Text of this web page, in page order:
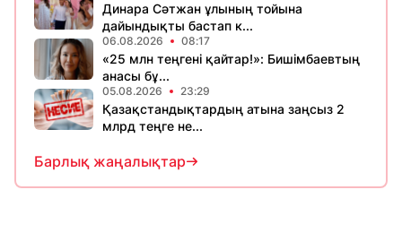
Динара Сәтжан ұлының тойына
дайындықты бастап к...
06.08.2026 08:17
«25 млн теңгені қайтар!»: Бишімбаевтың
анасы бұ...
05.08.2026 23:29
Қазақстандықтардың атына заңсыз 2
млрд теңге не...
Барлық жаңалықтар